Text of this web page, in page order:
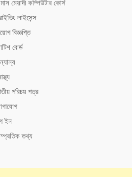
মেয়াদী কম্পিউটার কোর্স
লাইসেন্স
বিজ্ঞপ্তি
বোর্ড
পরিচয় পত্র
ইন
তথ্য